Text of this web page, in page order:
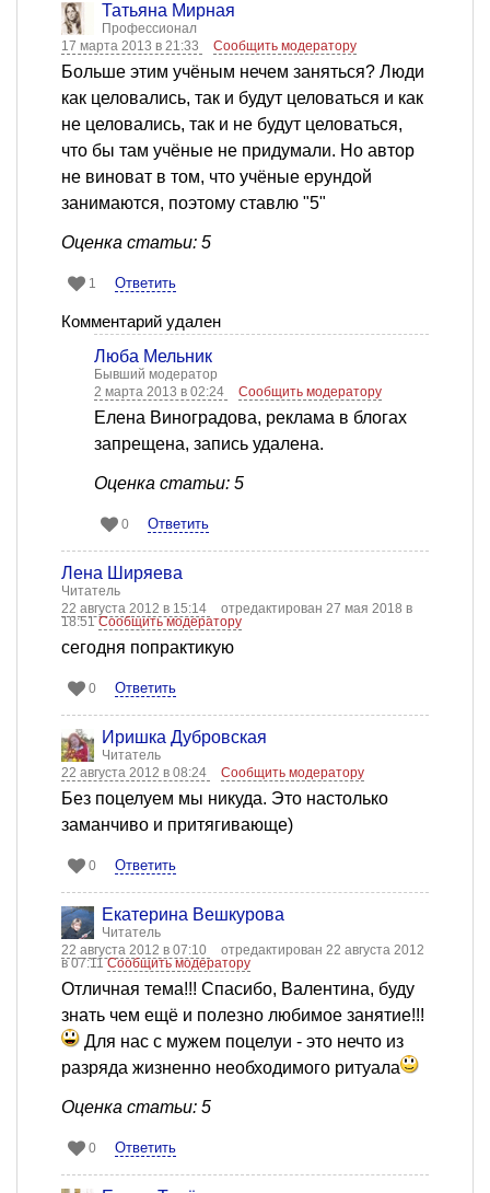
Татьяна Мирная
Профессионал
17 марта 2013 в 21:33
Сообщить модератору
Больше этим учёным нечем заняться? Люди
как целовались, так и будут целоваться и как
не целовались, так и не будут целоваться,
что бы там учёные не придумали. Но автор
не виноват в том, что учёные ерундой
занимаются, поэтому ставлю "5"
Оценка статьи: 5
1 Ответить
Комментарий удален
Люба Мельник
Бывший модератор
2 марта 2013 в 02:24
Сообщить модератору
Елена Виноградова, реклама в блогах
запрещена, запись удалена.
Оценка статьи: 5
0 Ответить
Лена Ширяева
Читатель
22 августа 2012 в 15:14
отредактирован 27 мая 2018 в
18:51Сообщить модератору
сегодня попрактикую
0 Ответить
Иришка Дубровская
Читатель
22 августа 2012 в 08:24
Сообщить модератору
Без поцелуем мы никуда. Это настолько
заманчиво и притягивающе)
0 Ответить
Екатерина Вешкурова
Читатель
22 августа 2012 в 07:10
отредактирован 22 августа 2012
в 07:11Сообщить модератору
Отличная тема!!! Спасибо, Валентина, буду
знать чем ещё и полезно любимое занятие!!!
Для нас с мужем поцелуи - это нечто из
разряда жизненно необходимого ритуала
Оценка статьи: 5
0 Ответить